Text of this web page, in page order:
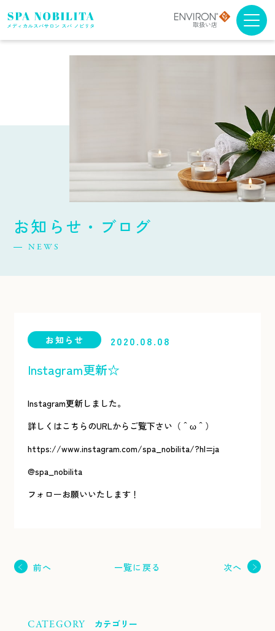
メニュー・料金
スパノビリタについて
取扱商品について
お知らせ・ブログ
NEWS
お知らせ 2020.08.08
Instagram更新☆
Instagram更新しました。
詳しくはこちらのURLからご覧下さい（＾ω＾）
https://www.instagram.com/spa_nobilita/?hl=ja
@spa_nobilita
フォローお願いいたします！
前へ 一覧に戻る 次へ
CATEGORY カテゴリー